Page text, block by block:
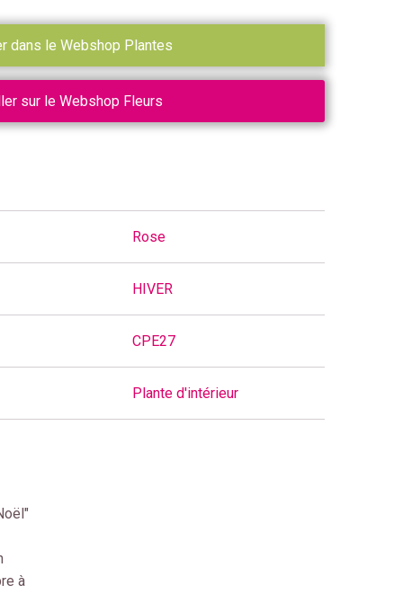
dans le Webshop Plantes
sur le Webshop Fleurs
Rose
HIVER
CPE27
Plante d'intérieur
à